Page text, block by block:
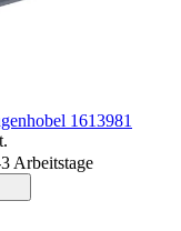
1613981
Arbeitstage